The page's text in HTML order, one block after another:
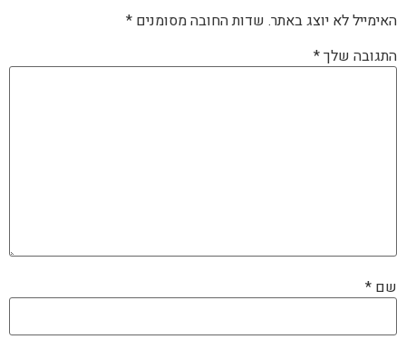
האימייל לא יוצג באתר. שדות החובה מסומנים *
התגובה שלך*
שם *